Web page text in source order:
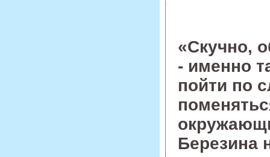
«Скучно,
- именно
пойти по
Березина